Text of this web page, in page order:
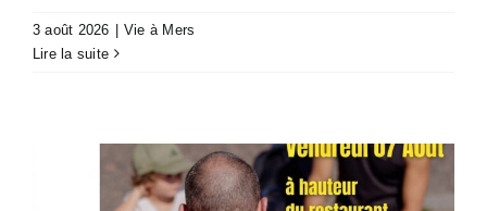
3 août 2026 | Vie à Mers
Lire la suite